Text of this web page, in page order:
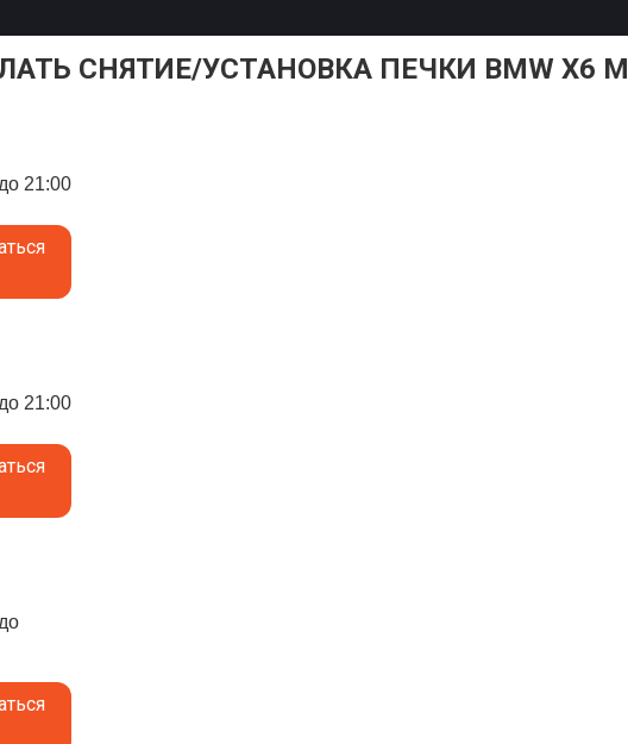
СНЯТИЕ/УСТАНОВКА ПЕЧКИ BMW X6 M
21:00
21:00